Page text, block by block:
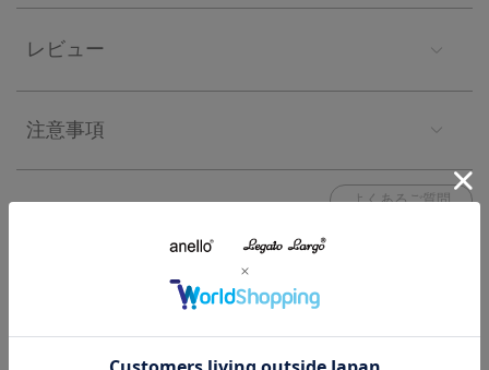
レビュー
注意事項
よくあるご質問